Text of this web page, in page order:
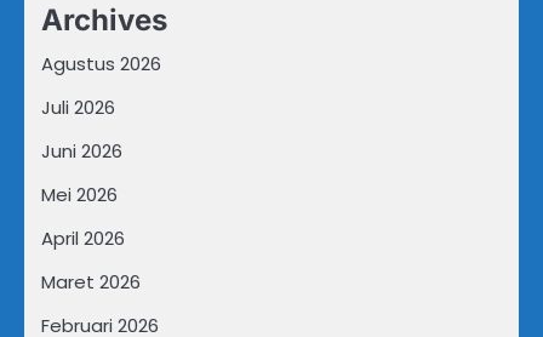
Archives
Agustus 2026
Juli 2026
Juni 2026
Mei 2026
April 2026
Maret 2026
Februari 2026